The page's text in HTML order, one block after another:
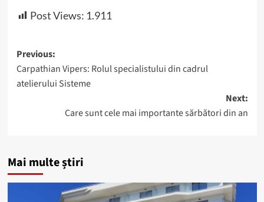
Post Views: 1.911
Post
navigation
Previous:
Carpathian Vipers: Rolul specialistului din cadrul
atelierului Sisteme
Next:
Care sunt cele mai importante sărbători din an
Mai multe știri